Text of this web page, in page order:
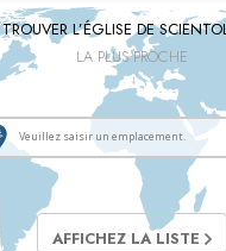
TROUVER L’ÉGLISE DE
LA PLUS PROCHE
AFFICHEZ LA LISTE